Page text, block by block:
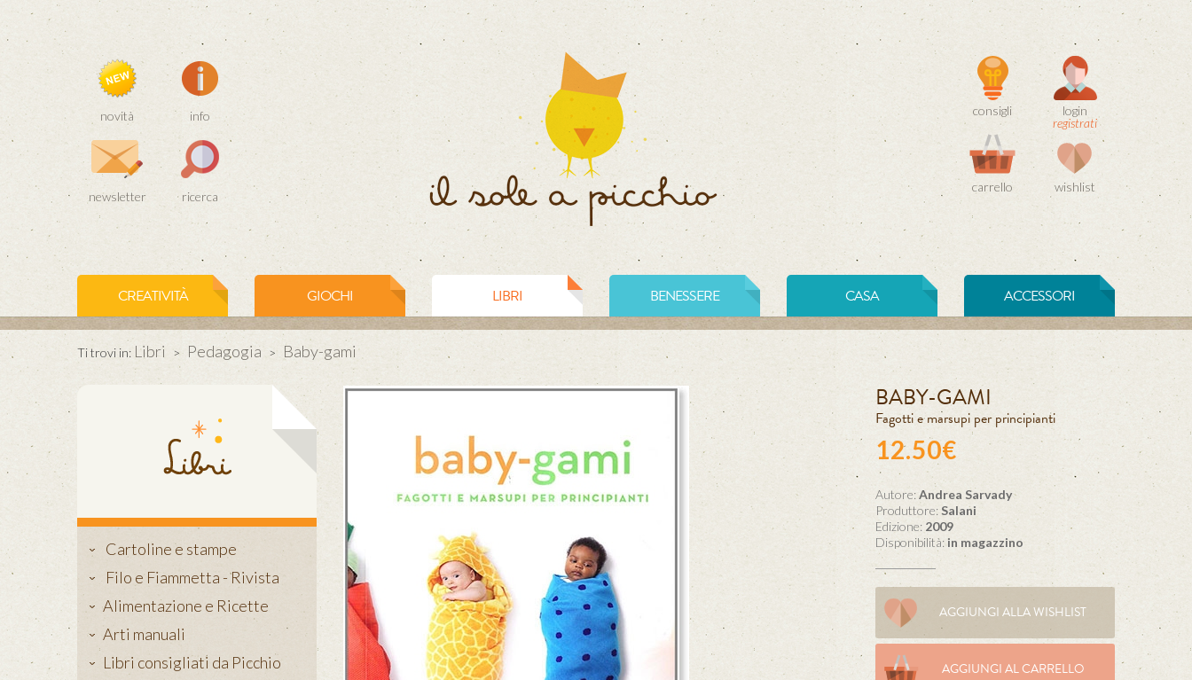
novità info
newsletter ricerca
consigli
login
registrati
carrello wishlist
CREATIVITÀ GIOCHI LIBRI BENESSERE CASA ACCESSORI
Ti trovi in: Libri > Pedagogia > Baby-gami
Cartoline e stampe
Filo e Fiammetta - Rivista
Alimentazione e Ricette
Arti manuali
Libri consigliati da Picchio
BABY-GAMI
Fagotti e marsupi per principianti
12.50€
Autore:Andrea Sarvady
Produttore:Salani
Edizione: 2009
Disponibilità: in magazzino
AGGIUNGI ALLA WISHLIST
AGGIUNGI AL CARRELLO